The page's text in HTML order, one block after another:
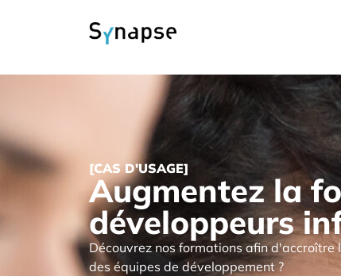
[CAS D'USAGE]
Augmentez la
développeurs
Découvrez nos formations afin
des équipes de développement ?